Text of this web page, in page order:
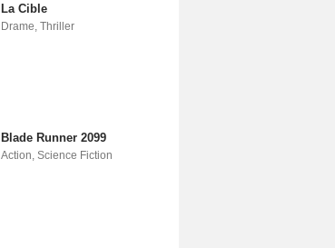
La Cible
Drame Thriller
Blade Runner 2099
Action Science Fiction